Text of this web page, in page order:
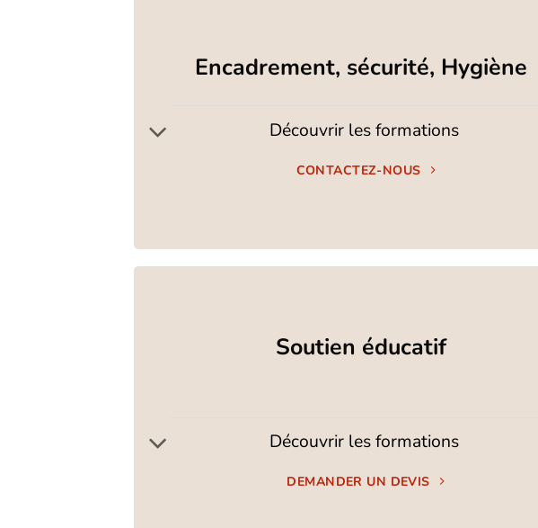
Encadrement, sécurité, Hygiène
Découvrir les formations
CONTACTEZ-NOUS
Soutien éducatif
Découvrir les formations
DEMANDER UN DEVIS